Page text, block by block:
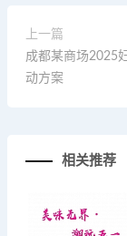
上一篇
成都某商场2025
动方案
相关推荐